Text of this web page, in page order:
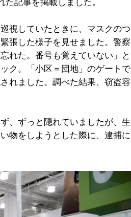
記事を掲載しました。
視していたときに、マスクのつ
張した様子を見せました。警察
れた。番号も覚えていない」と
ク。「小区＝団地」のゲートで
れました。調べた結果、窃盗容
、ずっと隠れていましたが、生
物をしようとした際に、逮捕に